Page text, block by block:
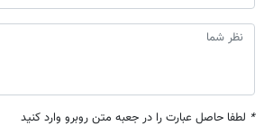
* لطفا حاصل عبارت را در جعبه متن روبرو وارد کنید